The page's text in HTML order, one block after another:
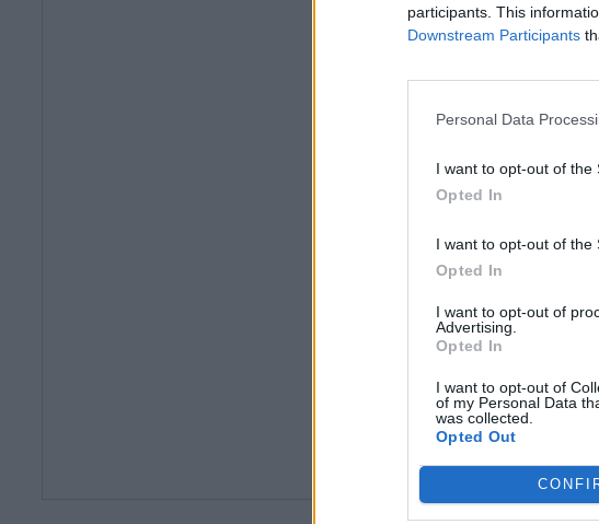
participants. This
Downstream Participants
Personal Data
I want to opt-out of the
Opted In
I want to opt-out of the
Opted In
I want to opt-out of
Advertising.
Opted In
I want to opt-out of
of my Personal Data
was collected.
Opted Out